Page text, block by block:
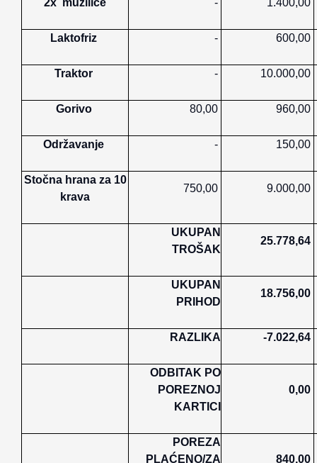
2x muzilice - 1.400,00
Laktofriz - 600,00
Traktor - 10.000,00
Gorivo 80,00 960,00
Održavanje - 150,00
Stočna hrana za 10
krava
750,00 9.000,00
UKUPAN
TROŠAK
25.778,64
UKUPAN
PRIHOD
18.756,00
RAZLIKA -7.022,64
ODBITAK PO
POREZNOJ
KARTICI
0,00
POREZA
PLAĆENO/ZA
840,00